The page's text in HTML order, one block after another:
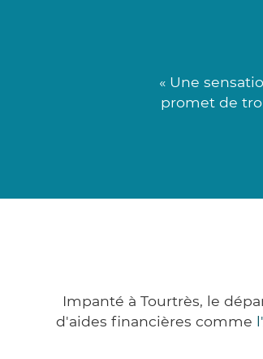
« Une
promet de
Impanté à Tourtrès, le
d'aides financières comme